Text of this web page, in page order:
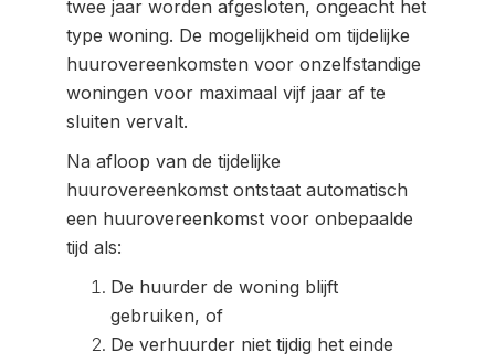
twee jaar worden afgesloten, ongeacht het
type woning. De mogelijkheid om tijdelijke
huurovereenkomsten voor onzelfstandige
woningen voor maximaal vijf jaar af te
sluiten vervalt.
Na afloop van de tijdelijke
huurovereenkomst ontstaat automatisch
een huurovereenkomst voor onbepaalde
tijd als:
De huurder de woning blijft
gebruiken, of
De verhuurder niet tijdig het einde